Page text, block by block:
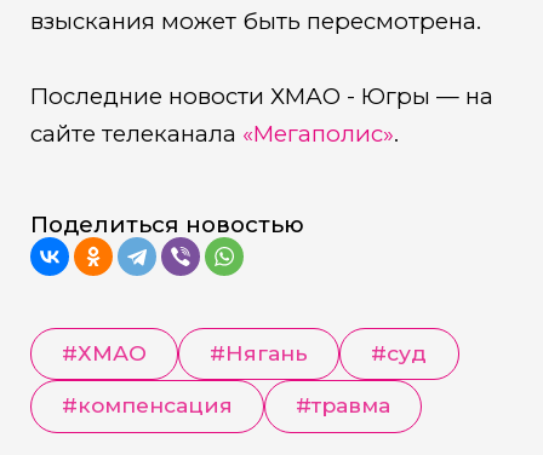
взыскания может быть пересмотрена.
Последние новости ХМАО - Югры — на
сайте телеканала «Мегаполис».
Поделиться новостью
#ХМАО #Нягань #суд
#компенсация #травма